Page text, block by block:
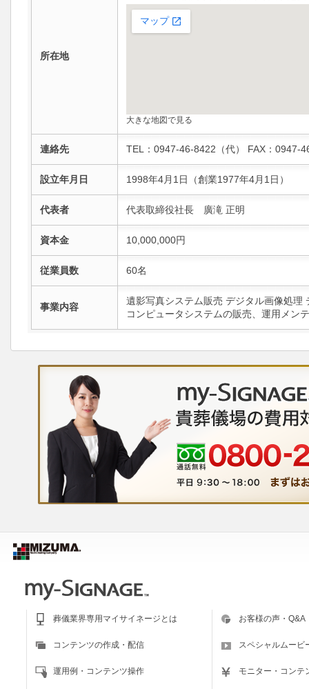
所在地
大きな地図で見る
連絡先 TEL：0947-46-8422（代） FAX：0947-
設立年月日 1998年4月1日（創業1977年4月1日）
代表者 代表取締役社長 廣滝 正明
資本金 10,000,000円
従業員数 60名
事業内容
遺影写真システム販売 デジタル画像処理
コンピュータシステムの販売、運用メン
葬儀業界専用マイサイネージとは
コンテンツの作成・配信
運用例・コンテンツ操作
お客様の声・Q&A
スペシャルムービ
モニター・コンテ